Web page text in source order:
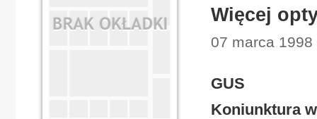
Więcej
07 marca
GUS
Koniunktura